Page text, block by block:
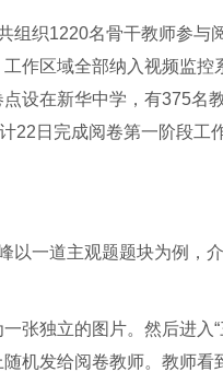
组织1220名骨干教师参与
作区域全部纳入视频监控
设在新华中学，有375名
22日完成阅卷第一阶段工
以一道主观题题块为例，
张独立的图片。然后进入
机发给阅卷教师。教师看